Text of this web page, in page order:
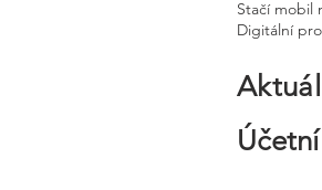
Stačí mobil
Digitální